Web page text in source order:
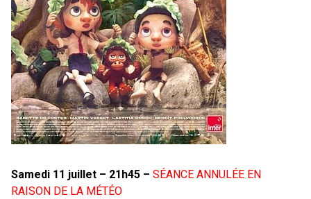
Samedi 11 juillet – 21h45 – SÉANCE ANNULÉE EN
RAISON DE LA MÉTÉO